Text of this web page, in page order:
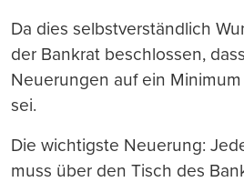
Da dies selbstverständlich
der Bankrat beschlossen,
Neuerungen auf ein
sei.
Die wichtigste Neuerung:
muss über den Tisch des